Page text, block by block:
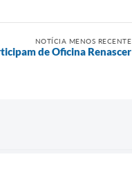
NOTÍCIA MENOS RECENTE
de Oficina Renascer